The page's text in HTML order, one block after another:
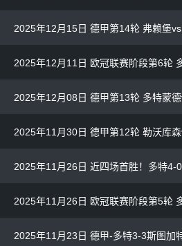
2025年12月15日 德甲第14轮 弗赖堡
2025年12月08日 德甲第13轮 多特蒙
2025年11月30日 德甲第12轮 勒沃库